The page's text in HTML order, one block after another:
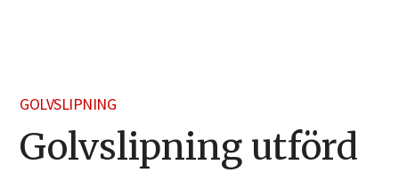
GOLVSLIPNING
Golvslipning utförd